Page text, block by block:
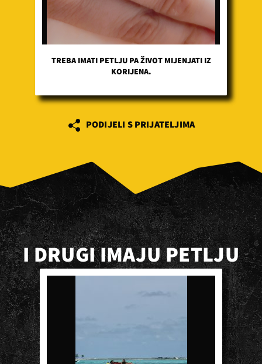
TREBA IMATI PETLJU PA ŽIVOT MIJENJATI IZ
KORIJENA.
PODIJELI S PRIJATELJIMA
I DRUGI IMAJU PETLJU